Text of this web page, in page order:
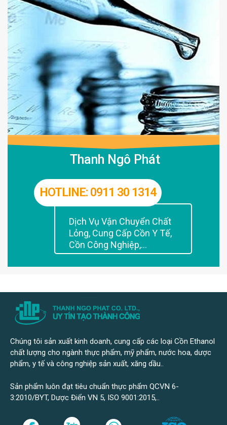
Thanh Ngô Phát
HOTLINE: 0911 30 1314
Dịch Vụ Vận Chuyển Chất
Lỏng, Cung Cấp Cồn Y Tế,
Cồn Công Nghiệp,...
Chúng tôi sản xuất kinh doanh, cung cấp các loại Cồn Ethanol
chất lượng cho ngành thực phẩm, mỹ phẩm, nước hoa, dược
phẩm, y tế và công nghiệp sản xuất, xăng dầu..
Sản phẩm luôn đạt tiêu chuẩn thực phẩm QCVN 6-
3:2010/BYT, Dược Điển VN 5, ISO 9001:2015,..